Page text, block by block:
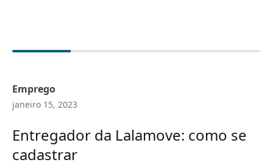
Emprego
janeiro 15, 2023
Entregador da Lalamove: como se
cadastrar